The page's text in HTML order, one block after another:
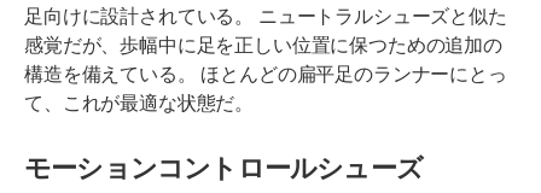
足向けに設計されている。 ニュートラルシューズと似た
感覚だが、歩幅中に足を正しい位置に保つための追加の
構造を備えている。 ほとんどの扁平足のランナーにとっ
て、これが最適な状態だ。
モーションコントロールシューズ